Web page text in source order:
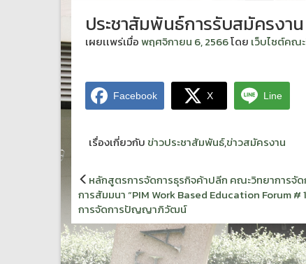
ประชาสัมพันธ์การรับสมัครงาน
เผยเเพร่เมื่อพฤศจิกายน 6, 2566โดย เว็บไซต์คณ
Facebook X Line
เรื่องเกี่ยวกับ ข่าวประชาสัมพันธ์,ข่าวสมัครงาน
แนะแนว
เรื่อง
หลักสูตรการจัดการธุรกิจค้าปลีก คณะวิทยาการจัด
การสัมมนา “PIM Work Based Education Forum
การจัดการปัญญาภิวัฒน์